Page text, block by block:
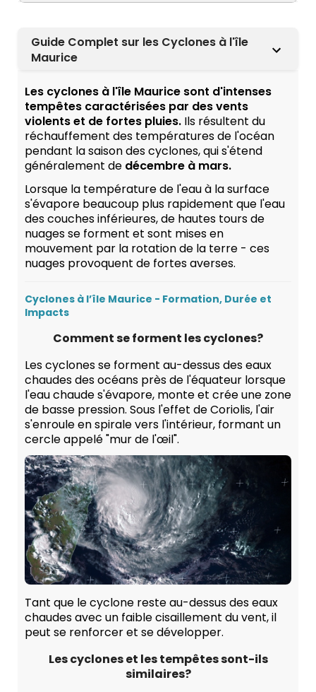
Guide Complet sur les Cyclones à l'île
Maurice
Les cyclones à l'île Maurice sont d'intenses
tempêtes caractérisées par des vents
violents et de fortes pluies. Ils résultent du
réchauffement des températures de l'océan
pendant la saison des cyclones, qui s'étend
généralement de décembre à mars.
Lorsque la température de l'eau à la surface
s'évapore beaucoup plus rapidement que l'eau
des couches inférieures, de hautes tours de
nuages se forment et sont mises en
mouvement par la rotation de la terre - ces
nuages provoquent de fortes averses.
Cyclones à l’île Maurice - Formation, Durée et
Impacts
Comment se forment les cyclones?
Les cyclones se forment au-dessus des eaux
chaudes des océans près de l'équateur lorsque
l'eau chaude s'évapore, monte et crée une zone
de basse pression. Sous l'effet de Coriolis, l'air
s'enroule en spirale vers l'intérieur, formant un
cercle appelé "mur de l'œil".
Tant que le cyclone reste au-dessus des eaux
chaudes avec un faible cisaillement du vent, il
peut se renforcer et se développer.
Les cyclones et les tempêtes sont-ils
similaires?